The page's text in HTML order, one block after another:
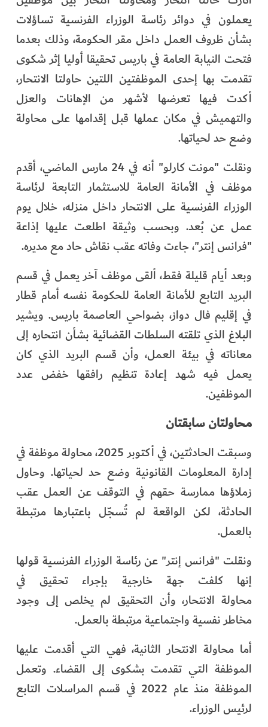
يعملون في دوائر رئاسة الوزراء الفرنسية تساؤلات
بشأن ظروف العمل داخل مقر الحكومة، وذلك بعدما
فتحت النيابة العامة في باريس تحقيقا أوليا إثر شكوى
تقدمت بها إحدى الموظفتين اللتين حاولتا الانتحار،
أكدت فيها تعرضها لأشهر من الإهانات والعزل
والتهميش في مكان عملها قبل إقدامها على محاولة
وضع حد لحياتها.
ونقلت "مونت كارلو" أنه في 24 مارس الماضي، أقدم
موظف في الأمانة العامة للاستثمار التابعة لرئاسة
الوزراء الفرنسية على الانتحار داخل منزله، خلال يوم
عمل عن بُعد. وبحسب وثيقة اطلعت عليها إذاعة
"فرانس إنتر"، جاءت وفاته عقب نقاش حاد مع مديره.
وبعد أيام قليلة فقط، ألقى موظف آخر يعمل في قسم
البريد التابع للأمانة العامة للحكومة نفسه أمام قطار
في إقليم فال دواز، بضواحي العاصمة باريس. ويشير
البلاغ الذي تلقته السلطات القضائية بشأن انتحاره إلى
معاناته في بيئة العمل، وأن قسم البريد الذي كان
يعمل فيه شهد إعادة تنظيم رافقها خفض عدد
الموظفين.
محاولتان سابقتان
وسبقت الحادثتين، في أكتوبر 2025، محاولة موظفة في
إدارة المعلومات القانونية وضع حد لحياتها. وحاول
زملاؤها ممارسة حقهم في التوقف عن العمل عقب
الحادثة، لكن الواقعة لم تُسجّل باعتبارها مرتبطة
بالعمل.
ونقلت "فرانس إنتر" عن رئاسة الوزراء الفرنسية قولها
إنها كلفت جهة خارجية بإجراء تحقيق في
محاولة الانتحار، وأن التحقيق لم يخلص إلى وجود
مخاطر نفسية واجتماعية مرتبطة بالعمل.
أما محاولة الانتحار الثانية، فهي التي أقدمت عليها
الموظفة التي تقدمت بشكوى إلى القضاء. وتعمل
الموظفة منذ عام 2022 في قسم المراسلات التابع
لرئيس الوزراء.